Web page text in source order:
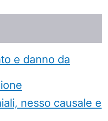
e danno da
nesso causale e